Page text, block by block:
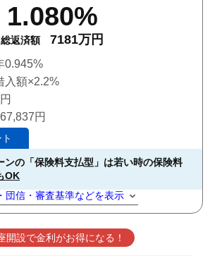
1.080%
総返済額 7181万円
0.945%
入額×2.2%
円
ンの「保険料支払型」は若い時の保険料
OK
団信・審査基準などを表示
開設で金利がお得になる！